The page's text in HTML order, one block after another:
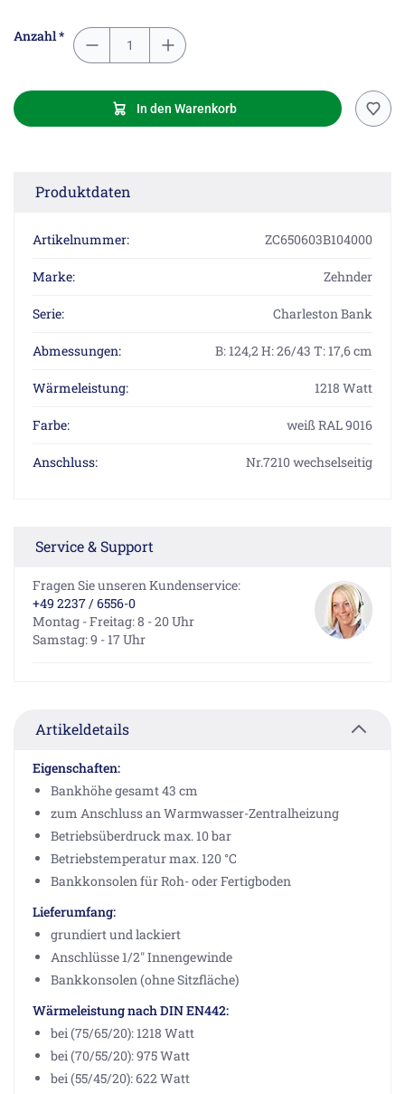
Anzahl *
In den Warenkorb
Produktdaten
Artikelnummer: ZC650603B104000
Marke: Zehnder
Serie: Charleston Bank
Abmessungen: B: 124,2 H: 26/43 T: 17,6 cm
Wärmeleistung: 1218 Watt
Farbe: weiß RAL 9016
Anschluss: Nr.7210 wechselseitig
Service & Support
Fragen Sie unseren Kundenservice:
+49 2237 / 6556-0
Montag - Freitag: 8 - 20 Uhr
Samstag: 9 - 17 Uhr
Artikeldetails
Eigenschaften:
Bankhöhe gesamt 43 cm
zum Anschluss an Warmwasser-Zentralheizung
Betriebsüberdruck max. 10 bar
Betriebstemperatur max. 120 °C
Bankkonsolen für Roh- oder Fertigboden
Lieferumfang:
grundiert und lackiert
Anschlüsse 1/2" Innengewinde
Bankkonsolen (ohne Sitzfläche)
Wärmeleistung nach DIN EN442:
bei (75/65/20): 1218 Watt
bei (70/55/20): 975 Watt
bei (55/45/20): 622 Watt